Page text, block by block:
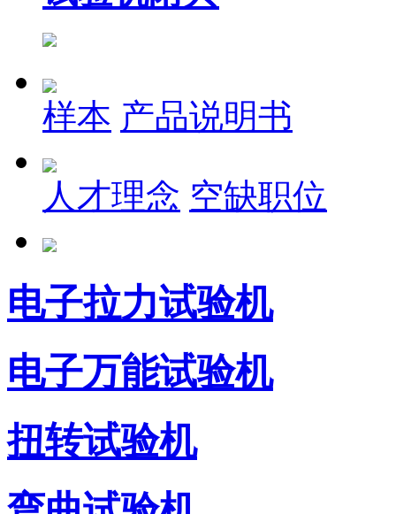
样本 产品说明书
人才理念 空缺职位
电子拉力试验机
电子万能试验机
扭转试验机